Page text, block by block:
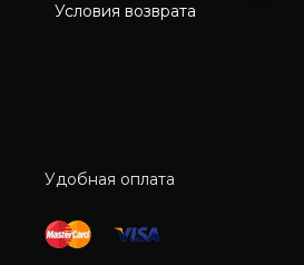
Условия возврата
Удобная оплата